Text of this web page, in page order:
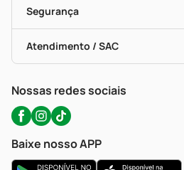
Formas De Pagamento
Troca E Devolução
Bulas De A A Z
Políticas De Marketplace
Serviços Farmacêuticos
Testes Rápidos
Autoteste Covid-19
Segurança
Certificado De Segurança
Portal Da Privacidade
Atendimento / SAC
WhatsApp (47) 9202-1687
Nossas redes sociais
Baixe nosso APP